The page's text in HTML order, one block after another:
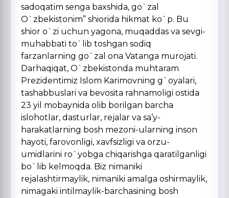
sadoqatim senga baxshida, go`zal
O`zbekistonim” shiorida hikmat ko`p. Bu
shior o`zi uchun yagona, muqaddas va sevgi-
muhabbati to`lib toshgan sodiq
farzanlarning go`zal ona Vatanga murojati.
Darhaqiqat, O`zbekistonda muhtaram
Prezidentimiz Islom Karimovning g`oyalari,
tashabbuslari va bevosita rahnamoligi ostida
23 yil mobaynida olib borilgan barcha
islohotlar, dasturlar, rejalar va sa’y-
harakatlarning bosh mezoni-ularning inson
hayoti, farovonligi, xavfsizligi va orzu-
umidlarini ro`yobga chiqarishga qaratilganligi
bo`lib kelmoqda. Biz nimaniki
rejalashtirmaylik, nimaniki amalga oshirmaylik,
nimagaki intilmaylik-barchasining bosh